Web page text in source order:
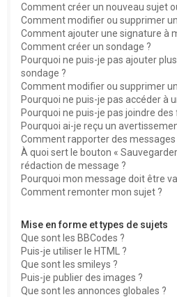
Comment créer un nouveau sujet
Comment modifier ou supprimer
Comment ajouter une signature à
Comment créer un sondage ?
Pourquoi ne puis-je pas ajouter
sondage ?
Comment modifier ou supprimer
Pourquoi ne puis-je pas accéder à
Pourquoi ne puis-je pas joindre
Pourquoi ai-je reçu un
Comment rapporter des
À quoi sert le bouton «
rédaction de message ?
Pourquoi mon message doit être
Comment remonter mon sujet ?
Mise en forme et types de sujets
Que sont les BBCodes ?
Puis-je utiliser le HTML ?
Que sont les smileys ?
Puis-je publier des images ?
Que sont les annonces globales ?